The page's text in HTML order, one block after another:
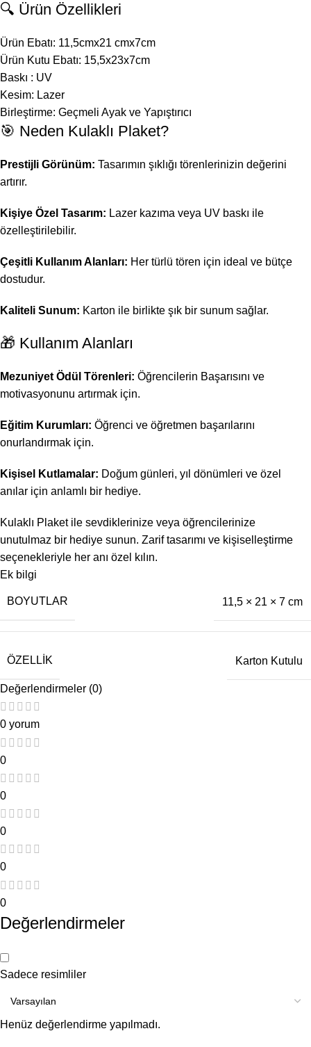
🔍 Ürün Özellikleri
Ürün Ebatı: 11,5cmx21 cmx7cm
Ürün Kutu Ebatı: 15,5x23x7cm
Baskı : UV
Kesim: Lazer
Birleştirme: Geçmeli Ayak ve Yapıştırıcı
🎯 Neden Kulaklı Plaket?
Prestijli Görünüm: Tasarımın şıklığı törenlerinizin değerini
artırır.
Kişiye Özel Tasarım: Lazer kazıma veya UV baskı ile
özelleştirilebilir.
Çeşitli Kullanım Alanları: Her türlü tören için ideal ve bütçe
dostudur.
Kaliteli Sunum: Karton ile birlikte şık bir sunum sağlar.
🎁 Kullanım Alanları
Mezuniyet Ödül Törenleri: Öğrencilerin Başarısını ve
motivasyonunu artırmak için.
Eğitim Kurumları: Öğrenci ve öğretmen başarılarını
onurlandırmak için.
Kişisel Kutlamalar: Doğum günleri, yıl dönümleri ve özel
anılar için anlamlı bir hediye.
Kulaklı Plaket ile sevdiklerinize veya öğrencilerinize
unutulmaz bir hediye sunun. Zarif tasarımı ve kişiselleştirme
seçenekleriyle her anı özel kılın.
Ek bilgi
BOYUTLAR 11,5 × 21 × 7 cm
ÖZELLIK Karton Kutulu
Değerlendirmeler (0)
0 yorum
0
0
0
0
0
Değerlendirmeler
Sadece resimliler
Henüz değerlendirme yapılmadı.